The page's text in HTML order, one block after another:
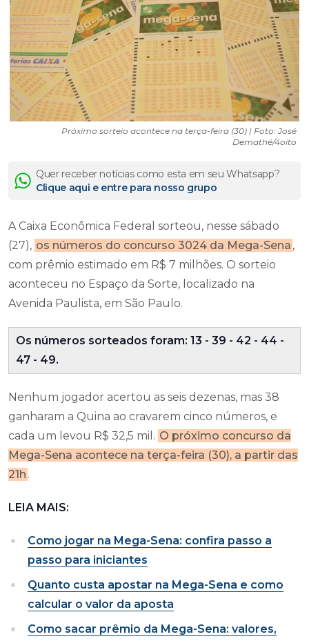
Próximo sorteio acontece na terça-feira (30) | Foto: José
Demathé/4oito
Quer receber notícias como esta em seu Whatsapp?
Clique aqui e entre para nosso grupo
A Caixa Econômica Federal sorteou, nesse sábado
(27), os números do concurso 3024 da Mega-Sena ,
com prêmio estimado em R$ 7 milhões. O sorteio
aconteceu no Espaço da Sorte, localizado na
Avenida Paulista, em São Paulo.
Os números sorteados foram: 13 - 39 - 42 - 44 -
47 - 49.
Nenhum jogador acertou as seis dezenas, mas 38
ganharam a Quina ao cravarem cinco números, e
cada um levou R$ 32,5 mil. O próximo concurso da
Mega-Sena acontece na terça-feira (30), a partir das
21h .
LEIA MAIS:
Como jogar na Mega-Sena: confira passo a
passo para iniciantes
Quanto custa apostar na Mega-Sena e como
calcular o valor da aposta
Como sacar prêmio da Mega-Sena: valores,